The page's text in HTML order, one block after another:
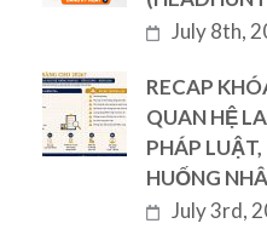
July 8th,
RECAP
QUAN HỆ
PHÁP
HUỐNG
July 3rd,